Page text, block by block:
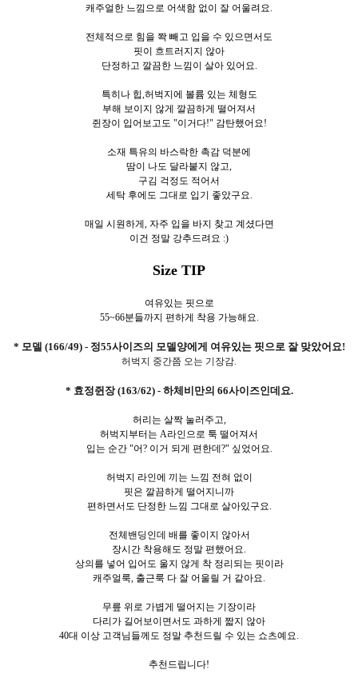
캐주얼한 느낌으로 어색함 없이 잘 어울려요.
전체적으로 힘을 쫙 빼고 입을 수 있으면서도
핏이 흐트러지지 않아
단정하고 깔끔한 느낌이 살아 있어요.
특히나 힙,허벅지에 볼륨 있는 체형도
부해 보이지 않게 깔끔하게 떨어져서
쥔장이 입어보고도 "이거다!" 감탄했어요!
소재 특유의 바스락한 촉감 덕분에
땀이 나도 달라붙지 않고,
구김 걱정도 적어서
세탁 후에도 그대로 입기 좋았구요.
매일 시원하게, 자주 입을 바지 찾고 계셨다면
이건 정말 강추드려요 :)
Size TIP
여유있는 핏으로
55~66분들까지 편하게 착용 가능해요.
* 모델 (166/49) - 정55사이즈의 모델양에게 여유있는 핏으로 잘 맞았어요!
허벅지 중간쯤 오는 기장감.
* 효정쥔장 (163/62) - 하체비만의 66사이즈인데요.
허리는 살짝 눌러주고,
허벅지부터는 A라인으로 툭 떨어져서
입는 순간 "어? 이거 되게 편한데?" 싶었어요.
허벅지 라인에 끼는 느낌 전혀 없이
핏은 깔끔하게 떨어지니까
편하면서도 단정한 느낌 그대로 살아있구요.
전체밴딩인데 배를 좋이지 않아서
장시간 착용해도 정말 편했어요.
상의를 넣어 입어도 울지 않게 착 정리되는 핏이라
캐주얼룩, 출근룩 다 잘 어울릴 거 같아요.
무릎 위로 가볍게 떨어지는 기장이라
다리가 길어보이면서도 과하게 짧지 않아
40대 이상 고객님들께도 정말 추천드릴 수 있는 쇼츠예요.
추천드립니다!